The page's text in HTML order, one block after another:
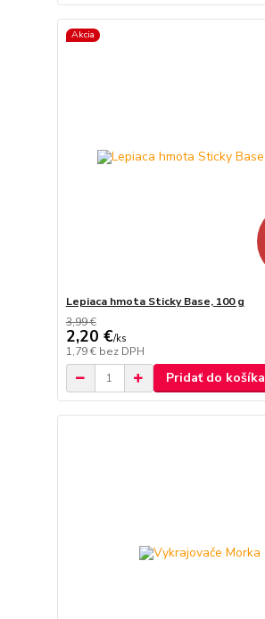
Akcia
Lepiaca hmota Sticky Base, 100 g
3,99 €
2,20 €/ks
1,79 € bez DPH
Pridať do košíka